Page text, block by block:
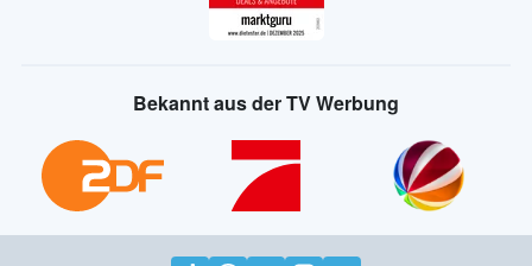
Bekannt aus der TV Werbung